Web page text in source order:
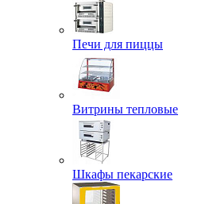
Печи для пиццы
Витрины тепловые
Шкафы пекарские